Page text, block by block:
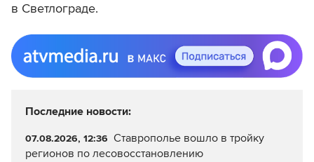
в Светлограде.
Последние новости:
07.08.2026, 12:36 Ставрополье вошло в тройку
регионов по лесовосстановлению